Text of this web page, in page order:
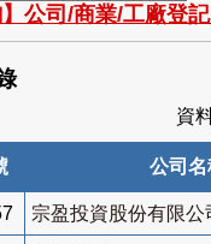
】公司/商業/工廠登
資
公司名
宗盈投資股份有限公